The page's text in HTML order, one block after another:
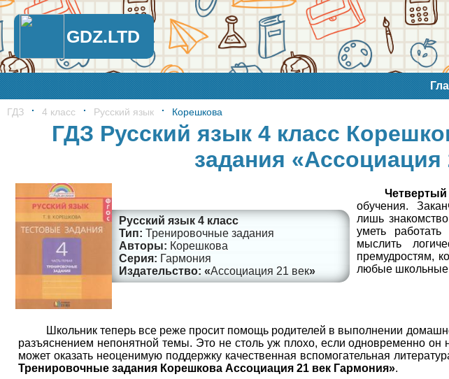
GDZ.LTD
ГДЗ 4 класс Русский язык Корешкова
ГДЗ Русский язык 4 класс
задания «Ассоциация
Русский язык 4 класс
Тренировочные задания
Корешкова
Гармония
Ассоциация 21 век
Четвертый
обучения.
лишь
уметь
мыслить
премудростям,
любые
Школьник теперь все реже просит помощь родителей в выполнении
разъяснением непонятной темы. Это не столь уж плохо, если одновременно он
может оказать неоценимую поддержку качественная вспомогательная
Тренировочные задания Корешкова Ассоциация 21 век Гармония».